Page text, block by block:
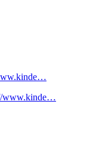
www.kinde…